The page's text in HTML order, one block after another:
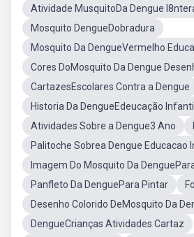
Atividade MusquitoDa Dengue
Mosquito DengueDobradura
Mosquito Da DengueVermelho
Cores DoMosquito Da Dengue
CartazesEscolares Contra a Dengue
Historia Da DengueEdeucação Infantil
Atividades Sobre a Dengue3 Ano
Palitoche Sobrea Dengue Educacao
Imagem Do Mosquito Da
Panfleto Da DenguePara Pintar
Desenho Colorido DeMosquito Da
DengueCrianças Atividades Cartaz